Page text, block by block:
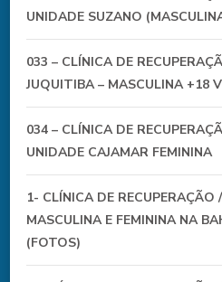
UNIDADE SUZANO
033 – CLÍNICA DE
JUQUITIBA – MASCULINA +18
034 – CLÍNICA DE
UNIDADE CAJAMAR FEMININA
1- CLÍNICA DE
MASCULINA E FEMININA NA
(FOTOS)